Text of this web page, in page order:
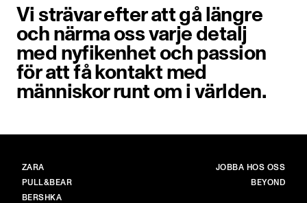
Vi strävar efter att gå längre
och närma oss varje detalj
med nyfikenhet och passion
för att få kontakt med
människor runt om i världen.
VARUMÄRKEN
ZARA
PULL&BEAR
BERSHKA
HUVUD
JOBBA HOS OSS
BEYOND